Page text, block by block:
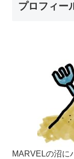
プロフィー
MARVELの沼に